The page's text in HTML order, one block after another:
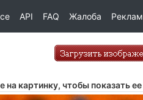
API FAQ Жалоба
на картинку, чтобы показать